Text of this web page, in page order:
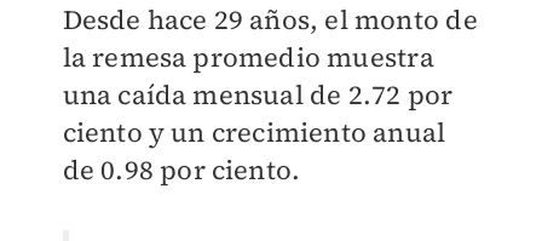
Desde hace 29 años, el monto de
la remesa promedio muestra
una caída mensual de 2.72 por
ciento y un crecimiento anual
de 0.98 por ciento.